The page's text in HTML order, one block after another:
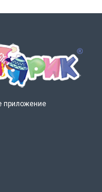
приложение